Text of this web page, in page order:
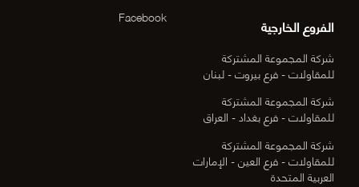
الفروع الخارجية
شركة المجموعة المشتركة
للمقاولات - فرع بيروت - لبنان
شركة المجموعة المشتركة
للمقاولات - فرع بغداد - العراق
شركة المجموعة المشتركة
للمقاولات - فرع العين - الإمارات
العربية المتحدة
Facebook